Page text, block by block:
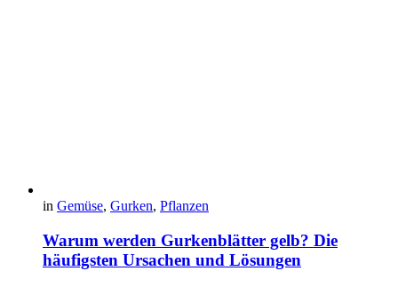
in Gemüse, Gurken, Pflanzen
Warum werden Gurkenblätter gelb? Die
häufigsten Ursachen und Lösungen